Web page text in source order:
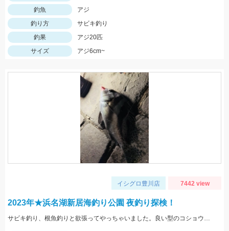
釣魚
アジ
釣り方
サビキ釣り
釣果
アジ20匹
サイズ
アジ6cm~
イシグロ豊川店 7442 view
2023年★浜名湖新居海釣り公園 夜釣り探検！
サビキ釣り、根魚釣りと欲張ってやっちゃいました。良い型のコショウダイがHIT！エサはGOLDです。